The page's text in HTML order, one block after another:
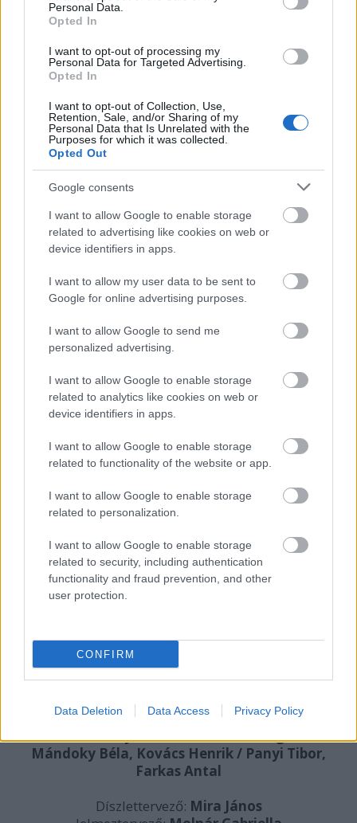
Personal Data.
Opted In
I want to opt-out of processing my
Personal Data for Targeted Advertising.
Opted In
I want to opt-out of Collection, Use,
Retention, Sale, and/or Sharing of my
Personal Data that Is Unrelated with the
Purposes for which it was collected.
Opted Out
Google consents
I want to allow Google to enable storage
related to advertising like cookies on web or
device identifiers in apps.
I want to allow my user data to be sent to
Google for online advertising purposes.
I want to allow Google to send me
personalized advertising.
I want to allow Google to enable storage
related to analytics like cookies on web or
device identifiers in apps.
I want to allow Google to enable storage
related to functionality of the website or app.
I want to allow Google to enable storage
related to personalization.
I want to allow Google to enable storage
related to security, including authentication
functionality and fraud prevention, and other
user protection.
CONFIRM
Data Deletion Data Access Privacy Policy
hátteret a vidám, de tanulságos történethez.
Eisemann Mihály - Nóti Károly - Zágon István:
Hippolyt, a lakáj
Szereposztás:
Hippolyt:Vókó János
Aranka, Schneider felesége:Saárossy Kinga
Terka, a lányuk:Bánfi Kata
Benedek András:Ozsgyáni Mihály
Makáts, főtanácsos:
Julcsa:
Nánási Ágnes
Tóbiás:Káli Gergely
Ágoston Ottó / Klem Dénes, Godó Gábor, Erdész
Mándoky Béla, Kovács Henrik / Panyi Tibor,
Farkas Antal
Díszlettervező: Mira János